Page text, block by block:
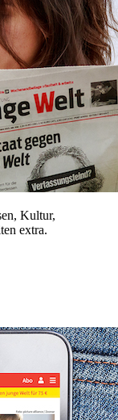
Kultur,
extra.